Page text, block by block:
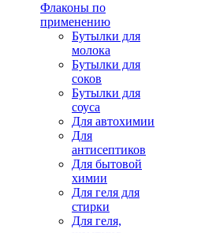
Флаконы по
применению
Бутылки для
молока
Бутылки для
соков
Бутылки для
соуса
Для автохимии
Для
антисептиков
Для бытовой
химии
Для геля для
стирки
Для геля,